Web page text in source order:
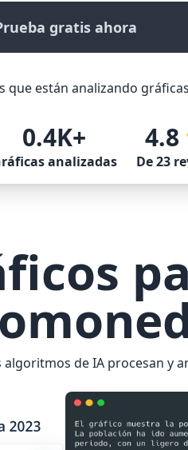
gratis ahora
que están analizando
0.4K+
analizadas
4.8
De 23
de IA procesan y